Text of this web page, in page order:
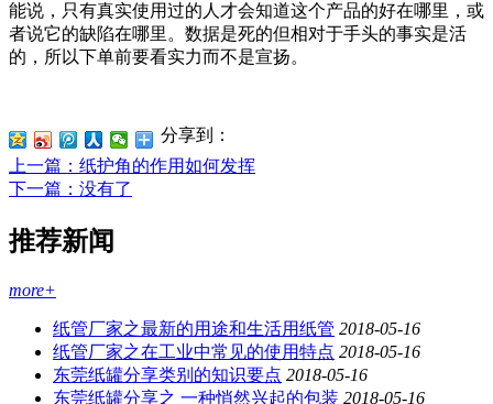
能说，只有真实使用过的人才会知道这个产品的好在哪里，或
者说它的缺陷在哪里。数据是死的但相对于手头的事实是活
的，所以下单前要看实力而不是宣扬。
分享到：
上一篇 ：纸护角的作用如何发挥
下一篇 ：没有了
推荐新闻
more+
纸管厂家之最新的用途和生活用纸管 2018-05-16
纸管厂家之在工业中常见的使用特点 2018-05-16
东莞纸罐分享类别的知识要点 2018-05-16
东莞纸罐分享之 一种悄然兴起的包装 2018-05-16